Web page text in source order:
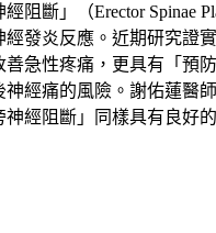
斷」（Erector Spinae
發炎反應。近期研究
急性疼痛，更具有「預
經痛的風險。謝佑蓮
經阻斷」同樣具有良